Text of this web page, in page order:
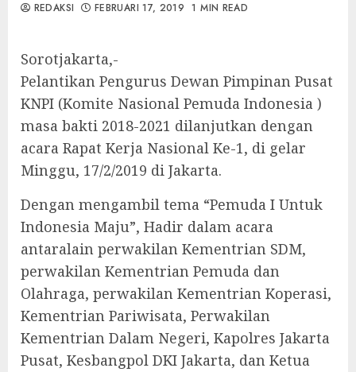
REDAKSI FEBRUARI 17, 2019 1 MIN READ
Sorotjakarta,-
Pelantikan Pengurus Dewan Pimpinan Pusat
KNPI (Komite Nasional Pemuda Indonesia )
masa bakti 2018-2021 dilanjutkan dengan
acara Rapat Kerja Nasional Ke-1, di gelar
Minggu, 17/2/2019 di Jakarta.
Dengan mengambil tema “Pemuda I Untuk
Indonesia Maju”, Hadir dalam acara
antaralain perwakilan Kementrian SDM,
perwakilan Kementrian Pemuda dan
Olahraga, perwakilan Kementrian Koperasi,
Kementrian Pariwisata, Perwakilan
Kementrian Dalam Negeri, Kapolres Jakarta
Pusat, Kesbangpol DKI Jakarta, dan Ketua